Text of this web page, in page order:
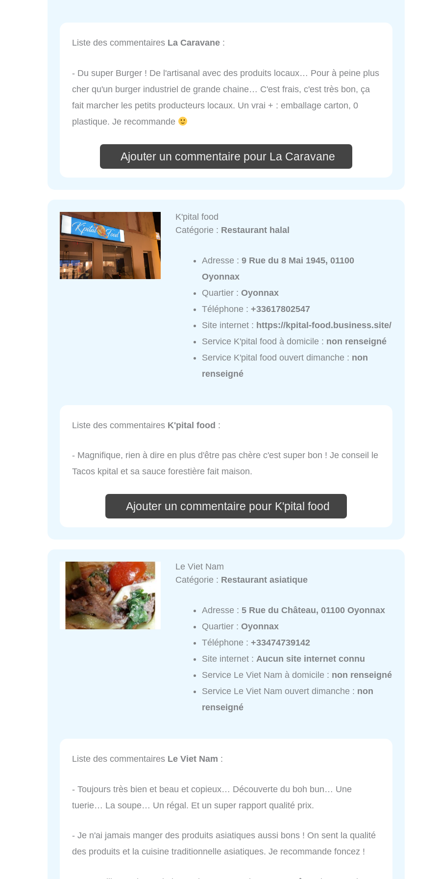
Liste des commentaires La Caravane :
- Du super Burger ! De l'artisanal avec des produits locaux… Pour à peine plus
cher qu'un burger industriel de grande chaine… C'est frais, c'est très bon, ça
fait marcher les petits producteurs locaux. Un vrai + : emballage carton, 0
plastique. Je recommande
Ajouter un commentaire pour La Caravane
K'pital food
Catégorie : Restaurant halal
Adresse :9 Rue du 8 Mai 1945, 01100
Oyonnax
Quartier :Oyonnax
Téléphone :+33617802547
Site internet : https://kpital-food.business.site/
Service K'pital food à domicile : non renseigné
Service K'pital food ouvert dimanche : non
renseigné
Liste des commentaires K'pital food :
- Magnifique, rien à dire en plus d'être pas chère c'est super bon ! Je conseil le
Tacos kpital et sa sauce forestière fait maison.
Ajouter un commentaire pour K'pital food
Le Viet Nam
Catégorie : Restaurant asiatique
Adresse :5 Rue du Château, 01100 Oyonnax
Quartier :Oyonnax
Téléphone :+33474739142
Site internet : Aucun site internet connu
Service Le Viet Nam à domicile : non renseigné
Service Le Viet Nam ouvert dimanche : non
renseigné
Liste des commentaires Le Viet Nam :
- Toujours très bien et beau et copieux… Découverte du boh bun… Une
tuerie… La soupe… Un régal. Et un super rapport qualité prix.
- Je n'ai jamais manger des produits asiatiques aussi bons ! On sent la qualité
des produits et la cuisine traditionnelle asiatiques. Je recommande foncez !